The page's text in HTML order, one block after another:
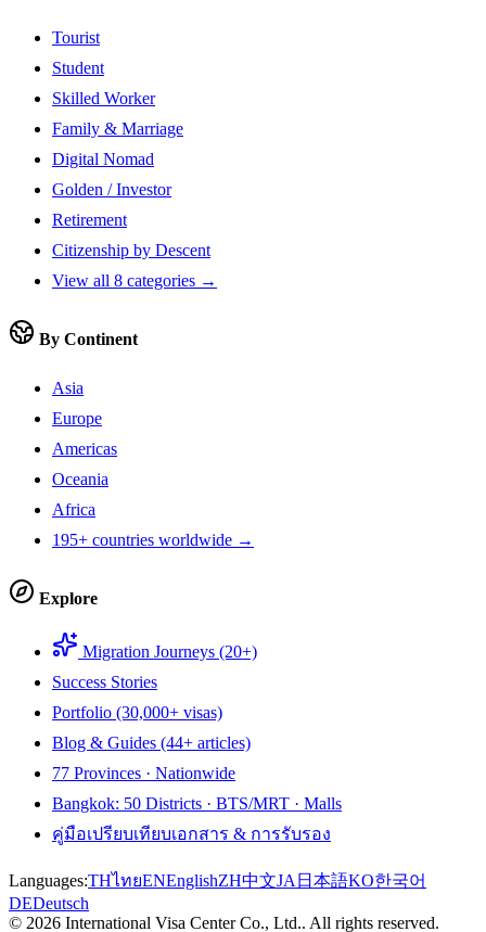
Tourist
Student
Skilled Worker
Family & Marriage
Digital Nomad
Golden / Investor
Retirement
Citizenship by Descent
View all 8 categories →
By Continent
Asia
Europe
Americas
Oceania
Africa
195+ countries worldwide →
Explore
Migration Journeys (20+)
Success Stories
Portfolio (30,000+ visas)
Blog & Guides (44+ articles)
77 Provinces · Nationwide
Bangkok: 50 Districts · BTS/MRT · Malls
คู่มือเปรียบเทียบเอกสาร & การรับรอง
Languages:THไทยENEnglishZH中文JA 日本語KO한국어
DEDeutsch
© 2026 International Visa Center Co., Ltd.. All rights reserved.